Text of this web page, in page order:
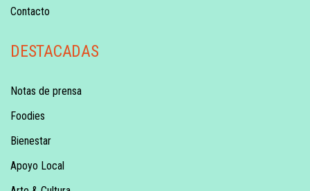
Contacto
DESTACADAS
Notas de prensa
Foodies
Bienestar
Apoyo Local